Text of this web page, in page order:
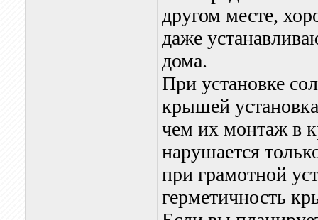
другом месте,
даже
дома.
При установке
крышей
чем их монтаж в
нарушается
при грамотной
герметичность